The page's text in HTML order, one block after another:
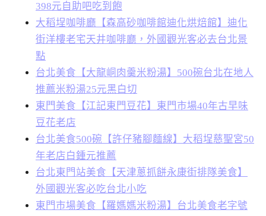
398元自助吧吃到飽
大稻埕咖啡廳【森高砂咖啡館迪化烘焙館】迪化
街洋樓老宅天井咖啡廳，外國觀光客必去台北景
點
台北美食【大龍峒肉羹米粉湯】500碗台北在地人
推薦米粉湯25元黑白切
東門美食【江記東門豆花】東門市場40年古早味
豆花老店
台北美食500碗【許仔豬腳麵線】大稻埕慈聖宮50
年老店白鍾元推薦
台北東門站美食【天津蔥抓餅永康街排隊美食】
外國觀光客必吃台北小吃
東門市場美食【羅媽媽米粉湯】台北美食老字號